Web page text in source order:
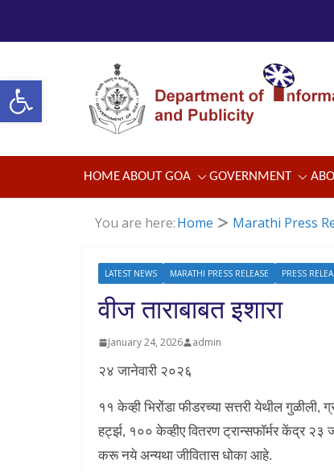
Open toolbar
HOMEABOUT GOA GOVERNMENT
You are here:Home Marathi Press
LATEST NEWS MARATHI PRESS RELEASE PRESS
वीज ताराबाबत इशारा
January 24, 2026 admin
२४ जानेवारी २०२६
११ केव्ही भिरोंडा फीडरच्या सत्तरी येथील
हर्ट्झ, १०० केव्हीए वितरण ट्रान्सफॉर्मर केंद्र २३
करू नये अन्यथा जीवितास धोका आहे.